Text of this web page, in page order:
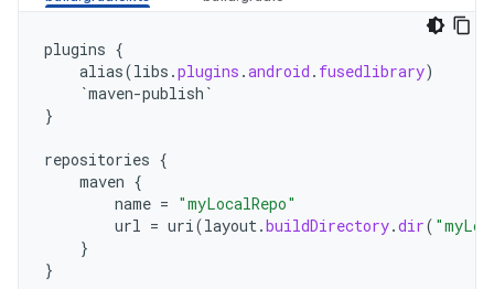
plugins {
alias(libs .plugins .android . fusedlibrary)
`maven-publish`
}
repositories {
maven {
name = "myLocalRepo"
url = uri(layout.buildDirectory.dir(
}
}